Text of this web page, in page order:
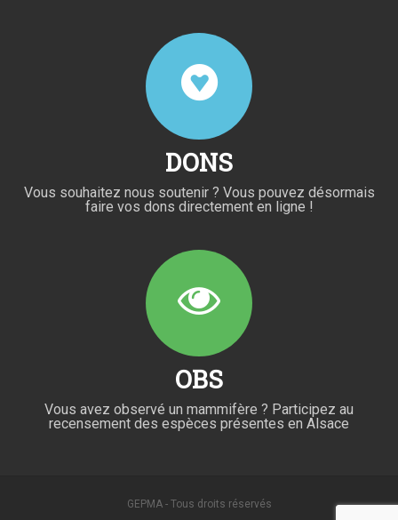
DONS
Vous souhaitez nous soutenir ? Vous pouvez désormais
faire vos dons directement en ligne !
OBS
Vous avez observé un mammifère ? Participez au
recensement des espèces présentes en Alsace
GEPMA - Tous droits réservés